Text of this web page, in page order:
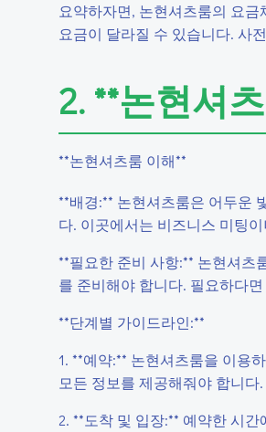
요약하자면, 논현셔츠룸의 요
요금이 달라질 수 있습니다. 사
2. **논현셔
**논현셔츠룸 이해**
**배경:** 논현셔츠룸은 어두운
다. 이곳에서는 비즈니스 미팅
**필요한 준비 사항:** 논현셔츠
를 준비해야 합니다. 필요하다
**단계별 가이드라인:**
1. **예약:** 논현셔츠룸을 이용
모든 정보를 제공해줘야 합니다.
2. **도착 및 입장:** 예약한 시